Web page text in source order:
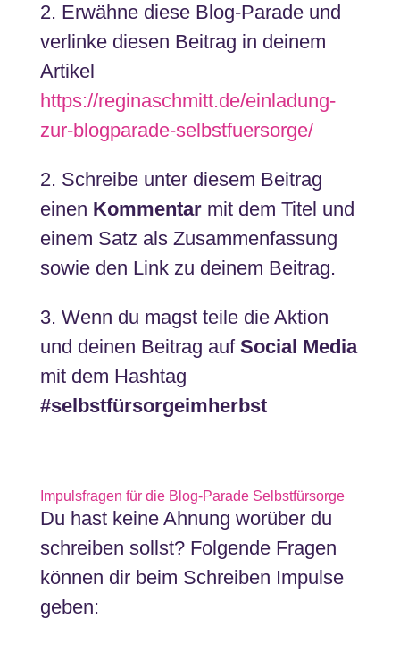
2. Erwähne diese Blog-Parade und
verlinke diesen Beitrag in deinem
Artikel
https://reginaschmitt.de/einladung-
zur-blogparade-selbstfuersorge/
2. Schreibe unter diesem Beitrag
einen Kommentarmit dem Titel und
einem Satz als Zusammenfassung
sowie den Link zu deinem Beitrag.
3. Wenn du magst teile die Aktion
und deinen Beitrag auf Social Media
mit dem Hashtag
#selbstfürsorgeimherbst
Impulsfragen für die Blog-Parade Selbstfürsorge
Du hast keine Ahnung worüber du
schreiben sollst? Folgende Fragen
können dir beim Schreiben Impulse
geben: